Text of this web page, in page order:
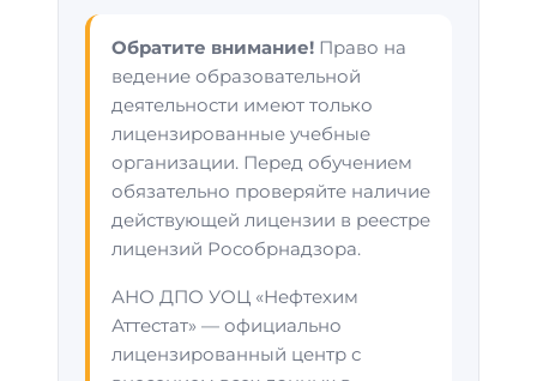
Обратите внимание! Право на
ведение образовательной
деятельности имеют только
лицензированные учебные
организации. Перед обучением
обязательно проверяйте наличие
действующей лицензии в реестре
лицензий Рособрнадзора.
АНО ДПО УОЦ «Нефтехим
Аттестат» — официально
лицензированный центр с